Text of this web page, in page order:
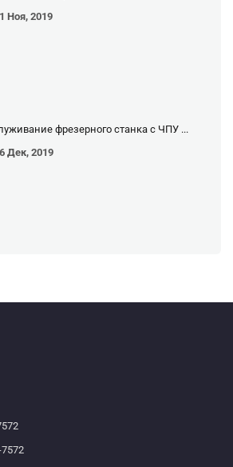
Ноя, 2019
фрезерного станка с ЧПУ ...
Дек, 2019